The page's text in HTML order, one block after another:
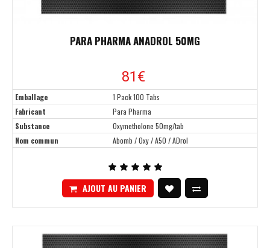
PARA PHARMA ANADROL 50MG
81€
Emballage
1 Pack 100 Tabs
Fabricant
Para Pharma
Substance
Oxymetholone 50mg/tab
Nom commun
Abomb / Oxy / A50 / ADrol
AJOUT AU PANIER